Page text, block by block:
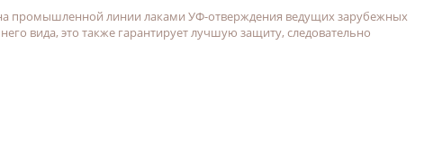
промышленной линии лаками УФ-отверждения ведущих зарубежных
вида, это также гарантирует лучшую защиту, следовательно